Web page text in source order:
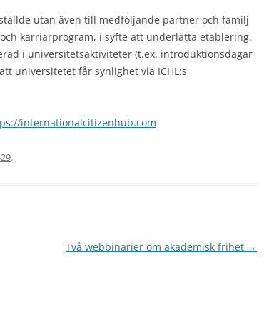
utan även till medföljande partner och familj
karriärprogram, i syfte att underlätta etablering.
i universitetsaktiviteter (t.ex. introduktionsdagar
universitetet får synlighet via ICHL:s
internationalcitizenhub.com
.
Två webbinarier om akademisk frihet →